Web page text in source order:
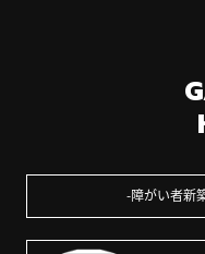
障がい者新